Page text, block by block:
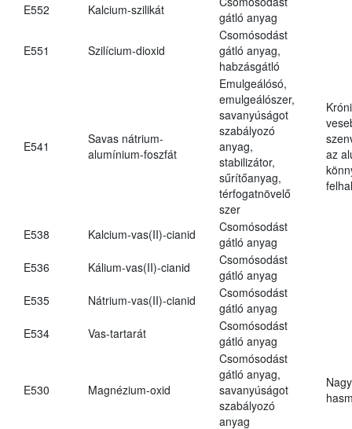
E552
Kalcium-szilikát
gátló anyag
E551 Szilícium-dioxid
Csomósodást
gátló anyag,
habzásgátló
E541
Savas nátrium-
alumínium-foszfát
Emulgeálósó,
emulgeálószer,
savanyúságot
szabályozó
anyag,
stabilizátor,
sűrítőanyag,
térfogatnövelő
szer
az
E538 Kalcium-vas(II)-cianid
Csomósodást
gátló anyag
E536
Kálium-vas(II)-cianid
Csomósodást
gátló anyag
E535
Nátrium-vas(II)-cianid
Csomósodást
gátló anyag
E534
Vas-tartarát
Csomósodást
gátló anyag
E530 Magnézium-oxid
Csomósodást
gátló anyag,
savanyúságot
szabályozó
anyag